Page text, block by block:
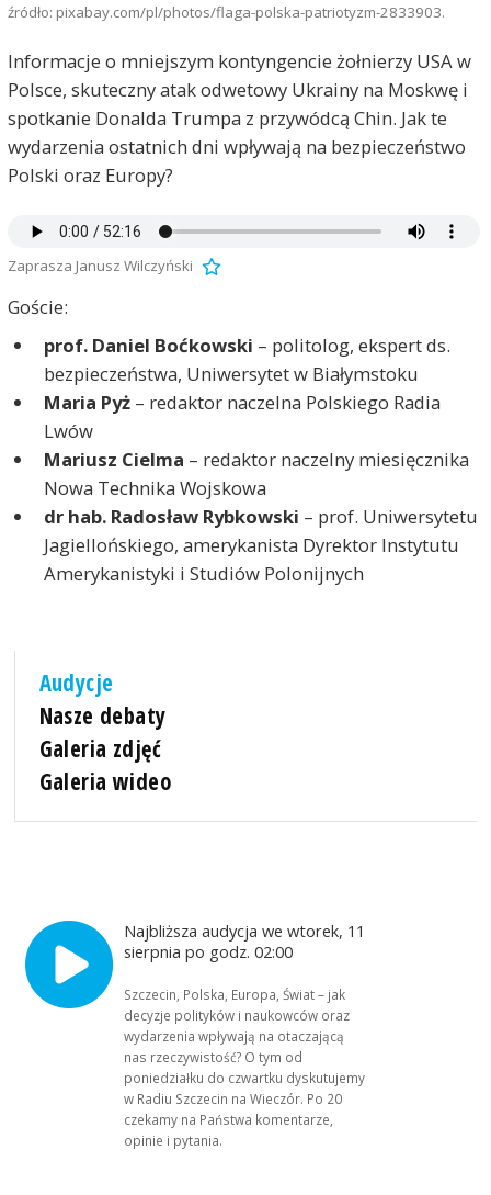
źródło: pixabay.com/pl/photos/flaga-polska-patriotyzm-2833903.
Informacje o mniejszym kontyngencie żołnierzy USA w
Polsce, skuteczny atak odwetowy Ukrainy na Moskwę i
spotkanie Donalda Trumpa z przywódcą Chin. Jak te
wydarzenia ostatnich dni wpływają na bezpieczeństwo
Polski oraz Europy?
Zaprasza Janusz Wilczyński
Goście:
prof. Daniel Boćkowski – politolog, ekspert ds.
bezpieczeństwa, Uniwersytet w Białymstoku
Maria Pyż– redaktor naczelna Polskiego Radia
Lwów
Mariusz Cielma – redaktor naczelny miesięcznika
Nowa Technika Wojskowa
dr hab. Radosław Rybkowski – prof. Uniwersytetu
Jagiellońskiego, amerykanista Dyrektor Instytutu
Amerykanistyki i Studiów Polonijnych
Audycje
Nasze debaty
Galeria zdjęć
Galeria wideo
Najbliższa audycja we wtorek, 11
sierpnia po godz. 02:00
Szczecin, Polska, Europa, Świat – jak
decyzje polityków i naukowców oraz
wydarzenia wpływają na otaczającą
nas rzeczywistość? O tym od
poniedziałku do czwartku dyskutujemy
w Radiu Szczecin na Wieczór. Po 20
czekamy na Państwa komentarze,
opinie i pytania.